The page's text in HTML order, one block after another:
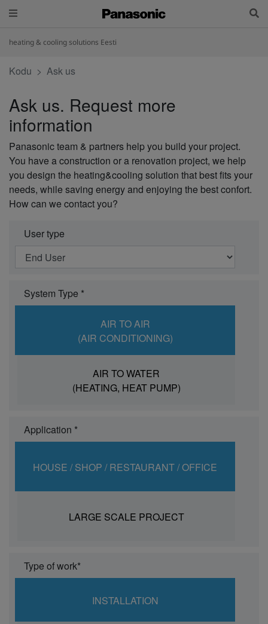
heating & cooling solutions Eesti
Kodu Ask us
Ask us. Request more
information
Panasonic team & partners help you build your project.
You have a construction or a renovation project, we help
you design the heating&cooling solution that best fits your
needs, while saving energy and enjoying the best confort.
How can we contact you?
User type
System Type *
AIR TO AIR
(AIR CONDITIONING)
AIR TO WATER
(HEATING, HEAT PUMP)
Application *
HOUSE / SHOP / RESTAURANT / OFFICE
LARGE SCALE PROJECT
Type of work*
INSTALLATION